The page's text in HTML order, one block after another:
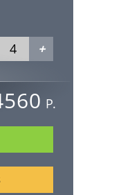
+
Р.